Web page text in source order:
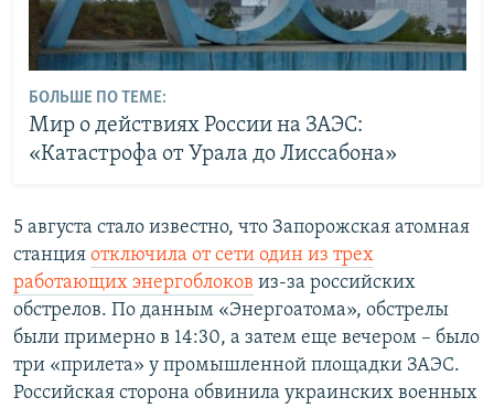
БОЛЬШЕ ПО ТЕМЕ:
Мир о действиях России на ЗАЭС:
«Катастрофа от Урала до Лиссабона»
5 августа стало известно, что Запорожская атомная
станция отключила от сети один из трех
работающих энергоблоков из-за российских
обстрелов. По данным «Энергоатома», обстрелы
были примерно в 14:30, а затем еще вечером – было
три «прилета» у промышленной площадки ЗАЭС.
Российская сторона обвинила украинских военных